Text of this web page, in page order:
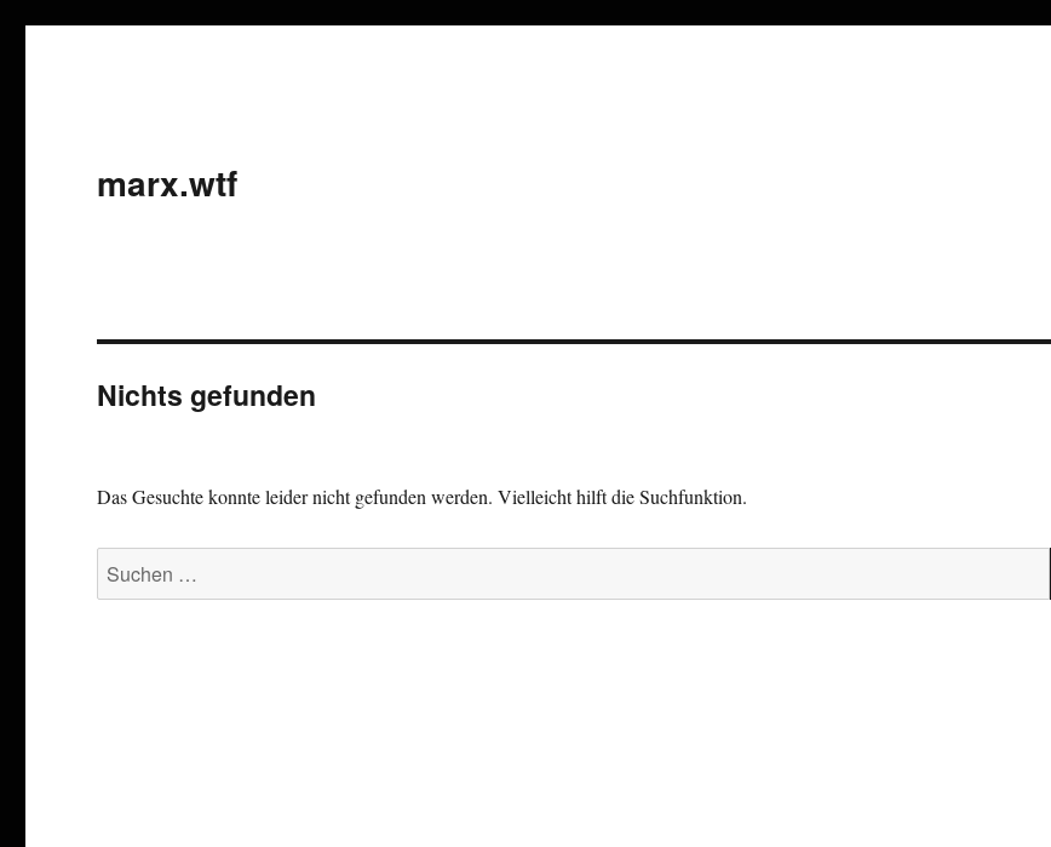
marx.wtf
Nichts gefunden
Das Gesuchte konnte leider nicht gefunden werden. Vielleicht hilft die Suchfunktion.
Suchen
nach: